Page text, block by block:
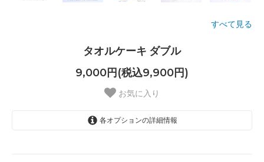
すべて見る
タオルケーキ ダブル
9,000円(税込9,900円)
お気に入り
各オプションの詳細情報